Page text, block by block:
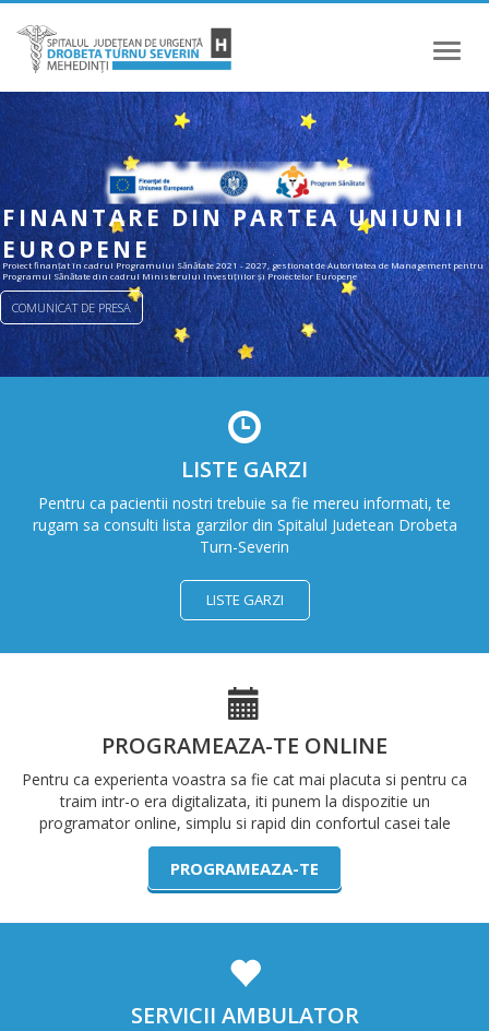
Meniu
FINANTARE DIN PARTEA UNIUNII
EUROPENE
Proiect finanțat în cadrul Programului Sănătate 2021 - 2027, gestionat de Autoritatea de Management pentru
Programul Sănătate din cadrul Ministerului Investițiilor și Proiectelor Europene
COMUNICAT DE PRESA
LISTE GARZI
Pentru ca pacientii nostri trebuie sa fie mereu informati, te
rugam sa consulti lista garzilor din Spitalul Judetean Drobeta
Turn-Severin
LISTE GARZI
PROGRAMEAZA-TE ONLINE
Pentru ca experienta voastra sa fie cat mai placuta si pentru ca
traim intr-o era digitalizata, iti punem la dispozitie un
programator online, simplu si rapid din confortul casei tale
PROGRAMEAZA-TE
SERVICII AMBULATOR